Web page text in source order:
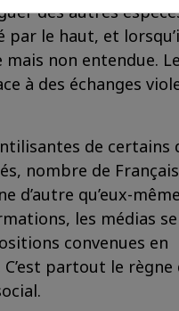
des autres
le haut, et
non entendue. Le
à des échanges
de certains
nombre de
qu’eux-
les médias se
convenues en
partout le règne